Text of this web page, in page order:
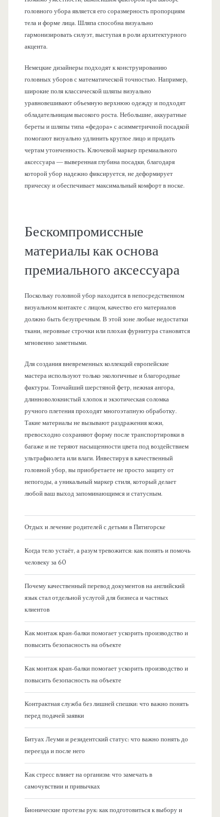
головного убора является его соразмерность пропорциям
тела и форме лица. Шляпа способна визуально
гармонизировать силуэт, выступая в роли архитектурного
акцента.
Немецкие дизайнеры подходят к конструированию
головных уборов с математической точностью. Например,
широкие поля классической шляпы визуально
уравновешивают объемную верхнюю одежду и подходят
обладательницам высокого роста. Небольшие, аккуратные
береты и шляпы типа «федора» с асимметричной посадкой
помогают визуально удлинить круглое лицо и придать
чертам утонченность. Ключевой маркер премиального
аксессуара — выверенная глубина посадки, благодаря
которой убор надежно фиксируется, не деформирует
прическу и обеспечивает максимальный комфорт в носке.
Бескомпромиссные
материалы как основа
премиального аксессуара
Поскольку головной убор находится в непосредственном
визуальном контакте с лицом, качество его материалов
должно быть безупречным. В этой зоне любые недостатки
ткани, неровные строчки или плохая фурнитура становятся
мгновенно заметными.
Для создания вневременных коллекций европейские
мастера используют только экологичные и благородные
фактуры. Тончайший шерстяной фетр, нежная ангора,
длинноволокнистый хлопок и экзотическая соломка
ручного плетения проходят многоэтапную обработку.
Такие материалы не вызывают раздражения кожи,
превосходно сохраняют форму после транспортировки в
багаже и не теряют насыщенности цвета под воздействием
ультрафиолета или влаги. Инвестируя в качественный
головной убор, вы приобретаете не просто защиту от
непогоды, а уникальный маркер стиля, который делает
любой ваш выход запоминающимся и статусным.
Отдых и лечение родителей с детьми в Пятигорске
Когда тело устаёт, а разум тревожится: как понять и помочь
человеку за 60
Почему качественный перевод документов на английский
язык стал отдельной услугой для бизнеса и частных
клиентов
Как монтаж кран-балки помогает ускорить производство и
повысить безопасность на объекте
Как монтаж кран-балки помогает ускорить производство и
повысить безопасность на объекте
Контрактная служба без лишней спешки: что важно понять
перед подачей заявки
Битуах Леуми и резидентский статус: что важно понять до
переезда и после него
Как стресс влияет на организм: что замечать в
самочувствии и привычках
Бионические протезы рук: как подготовиться к выбору и